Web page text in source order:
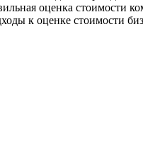
оценка стоимости
к оценке стоимости